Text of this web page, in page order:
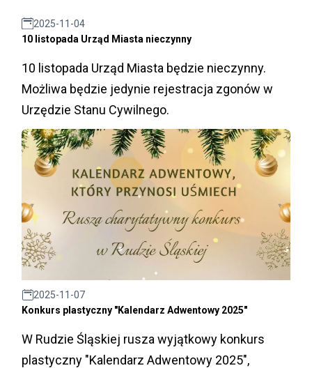
2025-11-04
10 listopada Urząd Miasta nieczynny
10 listopada Urząd Miasta będzie nieczynny.
Możliwa będzie jedynie rejestracja zgonów w
Urzędzie Stanu Cywilnego.
2025-11-07
Konkurs plastyczny "Kalendarz Adwentowy 2025"
W Rudzie Śląskiej rusza wyjątkowy konkurs
plastyczny "Kalendarz Adwentowy 2025",